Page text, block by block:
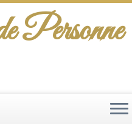
Personne